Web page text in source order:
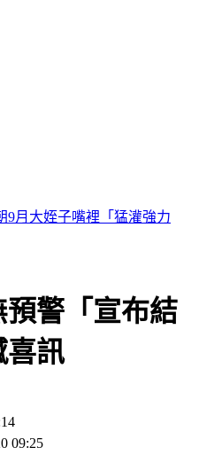
AI設備股」快上車
警「宣布結
訊
09:25